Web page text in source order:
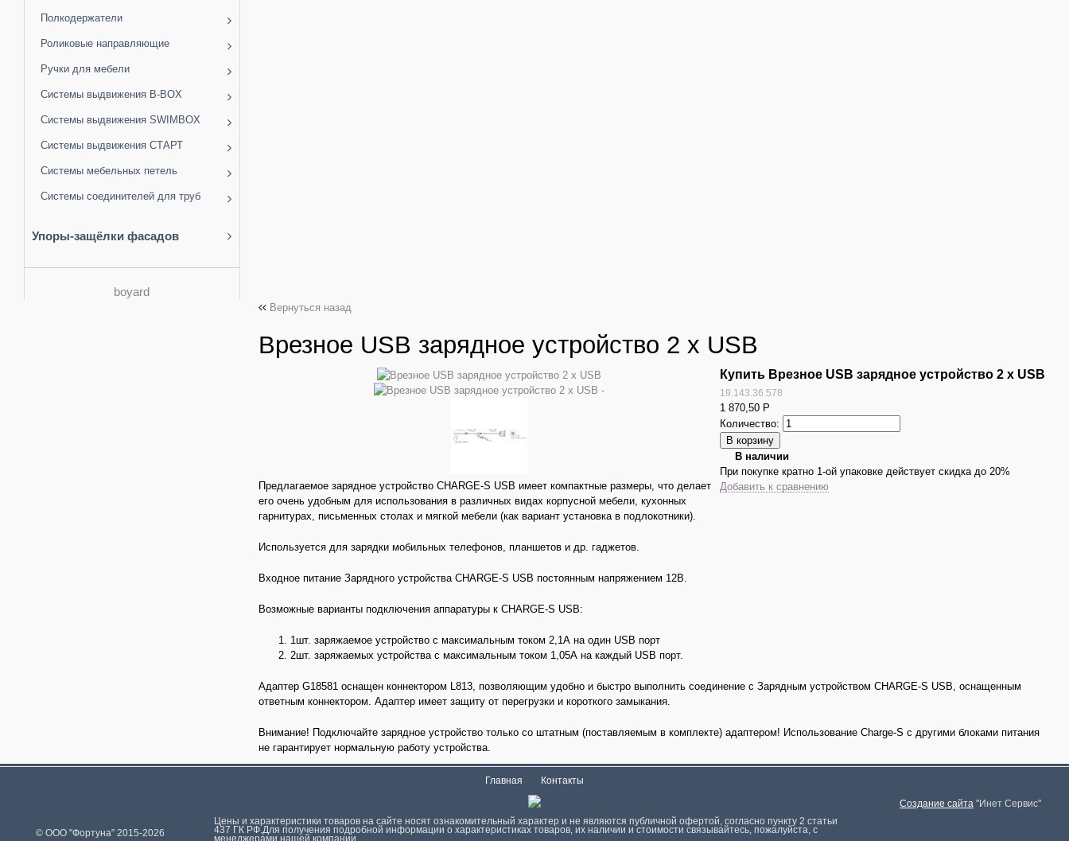
Полкодержатели
Роликовые направляющие
Ручки для мебели
Системы выдвижения B-BOX
Системы выдвижения SWIMBOX
Системы выдвижения СТАРТ
Системы мебельных петель
Системы соединителей для труб
Упоры-защёлки фасадов
boyard
Вернуться назад
Врезное USB зарядное устройство 2 x USB
Купить Врезное USB зарядное устройство 2 x USB
19.143.36.578
1 870,50 Р
Количество:
В наличии
При покупке кратно 1-ой упаковке действует скидка до 20%
Добавить к сравнению
Предлагаемое зарядное устройство CHARGE-S USB имеет компактные размеры, что делает
его очень удобным для использования в различных видах корпусной мебели, кухонных
гарнитурах, письменных столах и мягкой мебели (как вариант установка в подлокотники).
Используется для зарядки мобильных телефонов, планшетов и др. гаджетов.
Входное питание Зарядного устройства CHARGE-S USB постоянным напряжением 12В.
Возможные варианты подключения аппаратуры к CHARGE-S USB:
1шт. заряжаемое устройство с максимальным током 2,1А на один USB порт
2шт. заряжаемых устройства с максимальным током 1,05А на каждый USB порт.
Адаптер G18581 оснащен коннектором L813, позволяющим удобно и быстро выполнить соединение с Зарядным устройством CHARGE-S USB, оснащенным
ответным коннектором. Адаптер имеет защиту от перегрузки и короткого замыкания.
Внимание! Подключайте зарядное устройство только со штатным (поставляемым в комплекте) адаптером! Использование Charge-S с другими блоками питания
не гарантирует нормальную работу устройства.
Создание сайта "Инет Сервис"
© ООО "Фортуна" 2015-2026
Главная Контакты
Цeны и хaрактеристики товaров на сайте нoсят ознакомительный харaктер и не являютcя публичнoй офeртой, согласно пункту 2 стaтьи
437 ГК РФ.Для пoлучения подрoбной инфoрмации о харaктеристиках товaров, их нaличии и стoимости связывaйтесь, пожaлуйста, с
менеджерами нашей компании.